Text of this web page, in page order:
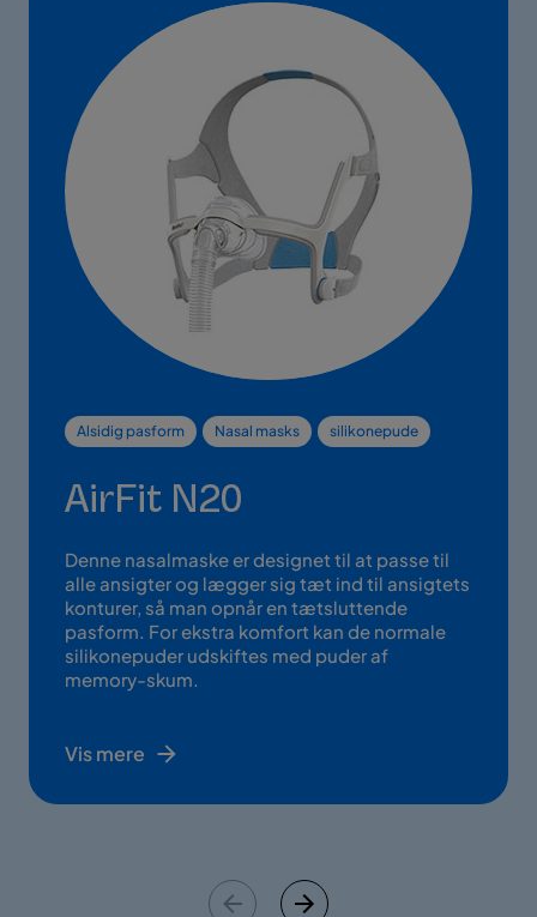
Alsidig pasform Nasal masks silikonepude
AirFit N20
Denne nasalmaske er designet til at passe til
alle ansigter og lægger sig tæt ind til ansigtets
konturer, så man opnår en tætsluttende
pasform. For ekstra komfort kan de normale
silikonepuder udskiftes med puder af
memory-skum.
Vis mere